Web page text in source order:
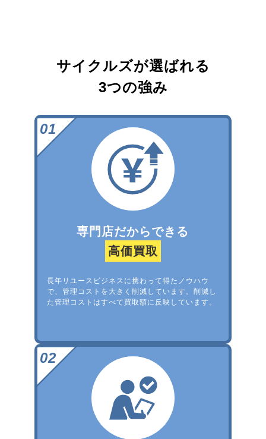
サイクルズが選ばれる
3つの強み
専門店だからできる
高価買取
長年リユースビジネスに携わって得たノウハウ
で、管理コストを大きく削減しています。削減し
た管理コストはすべて買取額に反映しています。